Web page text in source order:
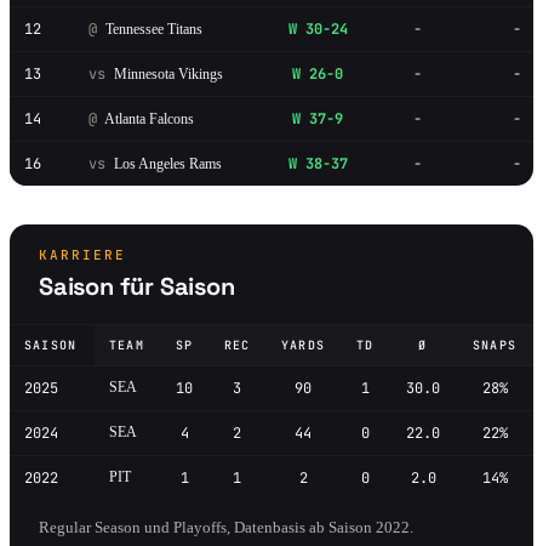
12 @ Tennessee Titans W 30-24 - -
13 vs Minnesota Vikings W 26-0 - -
14 @ Atlanta Falcons W 37-9 - -
16 vs Los Angeles Rams W 38-37 - -
KARRIERE
Saison für Saison
SAISON TEAM SP REC YARDS TD Ø SNAPS
2025 SEA 10 3 90 1 30.0 28%
2024 SEA 4 2 44 0 22.0 22%
2022 PIT 1 1 2 0 2.0 14%
Regular Season und Playoffs, Datenbasis ab Saison 2022.